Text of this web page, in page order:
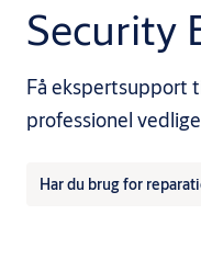
Security
Få ekspertsupport
professionel
Har du brug for